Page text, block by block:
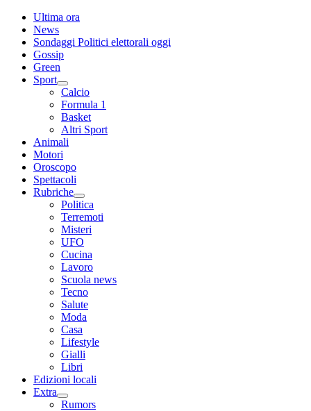
Ultima ora
News
Sondaggi Politici elettorali oggi
Gossip
Green
Sport
Calcio
Formula 1
Basket
Altri Sport
Animali
Motori
Oroscopo
Spettacoli
Rubriche
Politica
Terremoti
Misteri
UFO
Cucina
Lavoro
Scuola news
Tecno
Salute
Moda
Casa
Lifestyle
Gialli
Libri
Edizioni locali
Extra
Rumors